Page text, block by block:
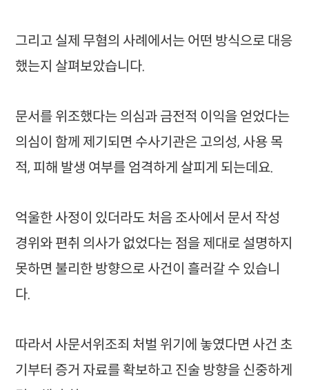
그리고 실제 무혐의 사례에서는 어떤 방식으로 대응
했는지 살펴보았습니다.
문서를 위조했다는 의심과 금전적 이익을 얻었다는
의심이 함께 제기되면 수사기관은 고의성, 사용 목
적, 피해 발생 여부를 엄격하게 살피게 되는데요.
억울한 사정이 있더라도 처음 조사에서 문서 작성
경위와 편취 의사가 없었다는 점을 제대로 설명하지
못하면 불리한 방향으로 사건이 흘러갈 수 있습니
다.
따라서 사문서위조죄 처벌 위기에 놓였다면 사건 초
기부터 증거 자료를 확보하고 진술 방향을 신중하게